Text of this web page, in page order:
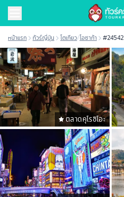
หน้าแรก ทัวร์ญี่ปุ่น โตเกียว/โอซาก้า #24542
ตลาดคุโรชิโอะ